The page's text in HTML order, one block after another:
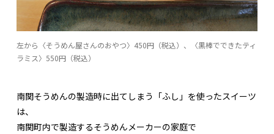
左から〈そうめん屋さんのおやつ〉450円（税込）、〈黒棒でできたティ
ラミス〉550円（税込）
南関そうめんの製造時に出てしまう「ふし」を使ったスイーツ
は、
南関町内で製造するそうめんメーカーの家庭で